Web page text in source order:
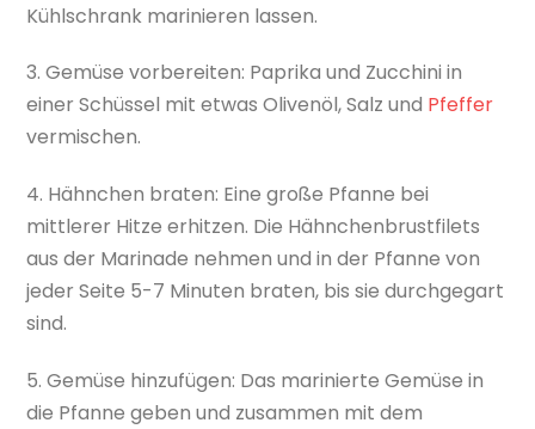
Kühlschrank marinieren lassen.
3. Gemüse vorbereiten: Paprika und Zucchini in
einer Schüssel mit etwas Olivenöl, Salz und Pfeffer
vermischen.
4. Hähnchen braten: Eine große Pfanne bei
mittlerer Hitze erhitzen. Die Hähnchenbrustfilets
aus der Marinade nehmen und in der Pfanne von
jeder Seite 5-7 Minuten braten, bis sie durchgegart
sind.
5. Gemüse hinzufügen: Das marinierte Gemüse in
die Pfanne geben und zusammen mit dem